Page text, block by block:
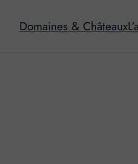
Domaines & Châteaux